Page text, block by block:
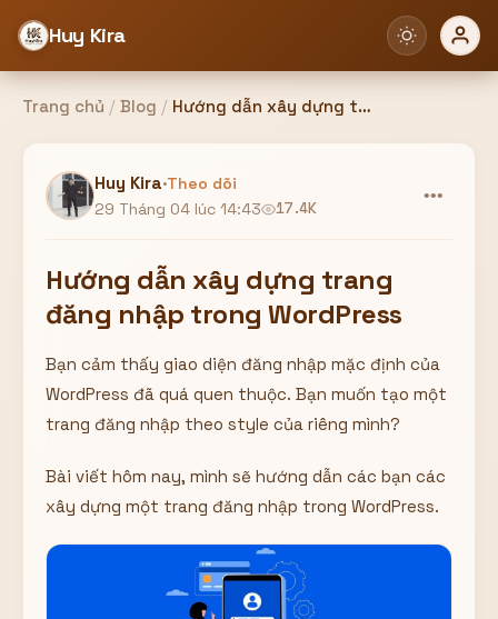
Huy Kira
ZALO ADMIN
0358949680
Đăng nhập
Hoặc
Email/Tên đăng nhập
Mật khẩu
Hiển thị
Quên mật khẩu ?
Đăng nhập
Trang chủ / Blog / Hướng dẫn xây dựng trang đăng nhập trong WordPress
Huy Kira·Theo dõi
29 Tháng 04 lúc 14:43
17.4K
•••
Hướng dẫn xây dựng trang
đăng nhập trong WordPress
Bạn cảm thấy giao diện đăng nhập mặc định của
WordPress đã quá quen thuộc. Bạn muốn tạo một
trang đăng nhập theo style của riêng mình?
Bài viết hôm nay, mình sẽ hướng dẫn các bạn các
xây dựng một trang đăng nhập trong WordPress.